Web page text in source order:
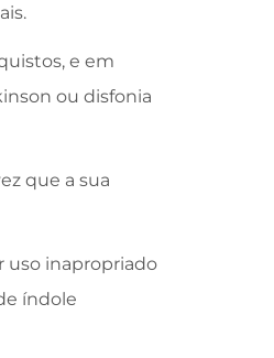
e em
ou disfonia
que a sua
uso inapropriado
índole